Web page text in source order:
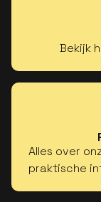
Bekijk
Alles over
praktische